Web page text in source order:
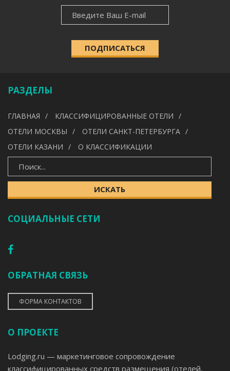
НАСЕЛЁННЫЙ ПУНКТ
ИСКАТЬ
ПОДПИСАТЬСЯ
РАЗДЕЛЫ
ГЛАВНАЯ
КЛАССИФИЦИРОВАННЫЕ ОТЕЛИ
ОТЕЛИ МОСКВЫ
ОТЕЛИ САНКТ-ПЕТЕРБУРГА
ОТЕЛИ КАЗАНИ
О КЛАССИФИКАЦИИ
ИСКАТЬ
СОЦИАЛЬНЫЕ СЕТИ
ОБРАТНАЯ СВЯЗЬ
ФОРМА КОНТАКТОВ
О ПРОЕКТЕ
Lodging.ru — маркетинговое сопровождение
классифицированных средств размещения (отелей,